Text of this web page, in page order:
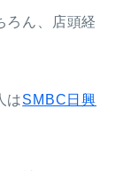
ろん、店頭経
はSMBC日興